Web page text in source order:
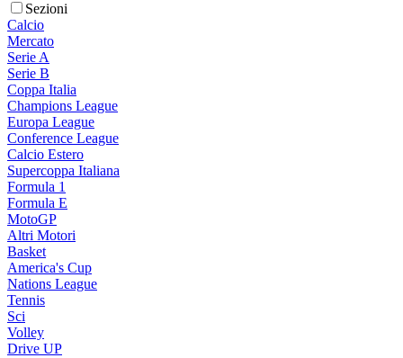
Sezioni
Calcio
Mercato
Serie A
Serie B
Coppa Italia
Champions League
Europa League
Conference League
Calcio Estero
Supercoppa Italiana
Formula 1
Formula E
MotoGP
Altri Motori
Basket
America's Cup
Nations League
Tennis
Sci
Volley
Drive UP